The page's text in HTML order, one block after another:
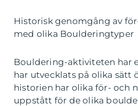
Historisk genomgång av
med olika Boulderingtyper
Bouldering-aktiviteten har
har utvecklats på olika sätt
historien har olika för- och
uppstått för de olika